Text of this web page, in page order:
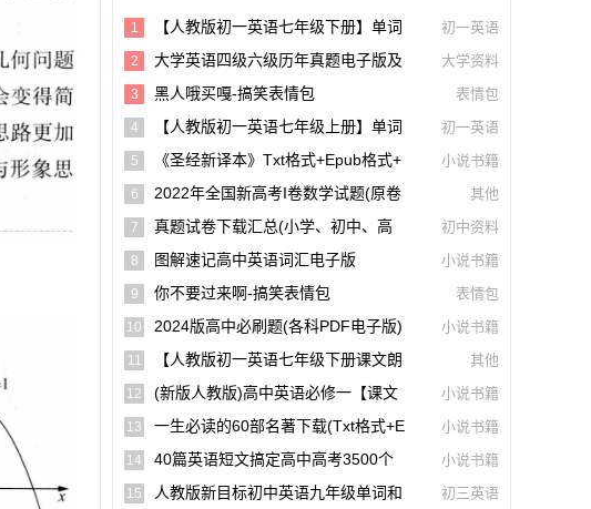
1
【人教版初一英语七年级下册】单词
和课文朗读录音听力mp3音频【A0027
5】
初一英语
2
大学英语四级六级历年真题电子版及
模拟试卷下载(含听力和答案解析 CET
4、CET6试卷可打印)[s1697]
大学资料
3 黑人哦买嘎-搞笑表情包 表情包
4
【人教版初一英语七年级上册】单词
和课文朗读录音听力mp3音频
初一英语
5
《圣经新译本》txt格式+epub格式+
Pdf格式下载【A00605】
小说书籍
6
2022年全国新高考I卷数学试题(原卷
版+解析版)(doc格式下载)【A02285】
其他
7
真题试卷下载汇总(小学、初中、高
中、大学、考研、考公考编)(持续更新)
初中资料
8 图解速记高中英语词汇电子版 小说书籍
9 你不要过来啊-搞笑表情包 表情包
10
2024版高中必刷题(各科PDF电子版)
【A00141】
小说书籍
11
【人教版初一英语七年级下册课文朗
读听力mp3】Unit 1
其他
12
(新版人教版)高中英语必修一【课文
音频录音课本单词朗读听力MP3】
小说书籍
13
一生必读的60部名著下载(txt格式+e
Pub格式+pdf格式)
小说书籍
14
40篇英语短文搞定高中高考3500个
单词(mp3音频+文本+翻译)【A01806】
小说书籍
15
人教版新目标初中英语九年级单词和
初三英语